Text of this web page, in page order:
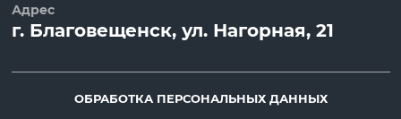
Адрес
г. Благовещенск, ул. Нагорная, 21
ОБРАБОТКА ПЕРСОНАЛЬНЫХ ДАННЫХ